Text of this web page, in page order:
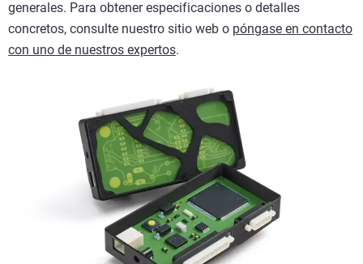
generales. Para obtener especificaciones o detalles
concretos, consulte nuestro sitio web o póngase en contacto
con uno de nuestros expertos.